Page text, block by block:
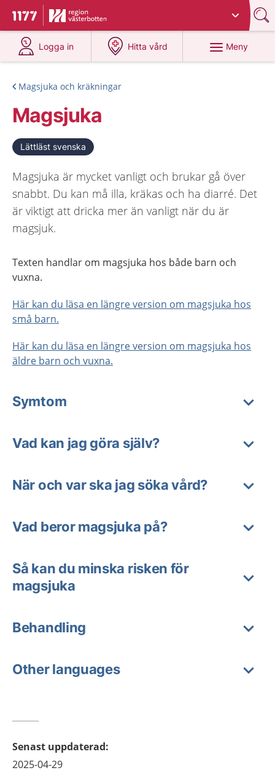
Till startsidan för 1177
Du har valt region
Logga in
på 1177.se
Hitta vård
på 1177.se
Meny
Magsjuka och kräkningar
Magsjuka
Lättläst svenska
Magsjuka är mycket vanligt och brukar gå över
snabbt. Du kan må illa, kräkas och ha diarré. Det
är viktigt att dricka mer än vanligt när du är
magsjuk.
Texten handlar om magsjuka hos både barn och
vuxna.
Här kan du läsa en längre version om magsjuka hos
små barn.
Här kan du läsa en längre version om magsjuka hos
äldre barn och vuxna.
Symtom
Vad kan jag göra själv?
När och var ska jag söka vård?
Vad beror magsjuka på?
Så kan du minska risken för
magsjuka
Behandling
Other languages
Senast uppdaterad:
2025-04-29